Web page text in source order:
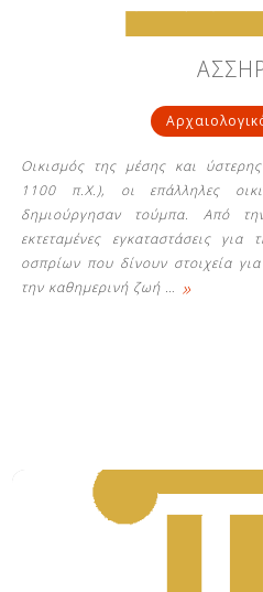
Οικισμός της μέσης και
1100 π.Χ.), οι επάλληλες
δημιούργησαν τούμπα. Από
εκτεταμένες εγκαταστάσεις
οσπρίων που δίνουν στοιχεία
την καθημερινή ζωή … »